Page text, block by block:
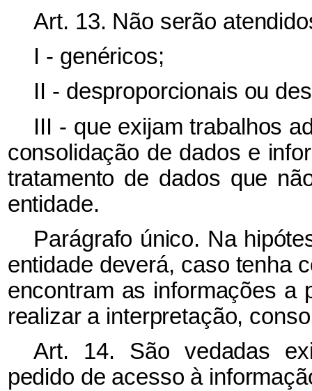
Art. 13. Não serão
I - genéricos;
II - desproporcionais ou
III - que exijam trabalhos
consolidação de dados e
tratamento de dados que
entidade.
Parágrafo único. Na
entidade deverá, caso tenha
encontram as informações a
realizar a interpretação,
Art. 14. São vedadas
pedido de acesso à